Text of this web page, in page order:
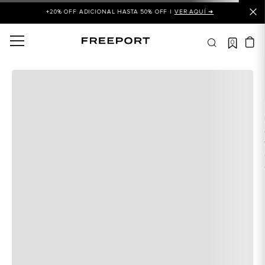
+20% OFF ADICIONAL HASTA 50% OFF | VER AQUÍ ➜
0